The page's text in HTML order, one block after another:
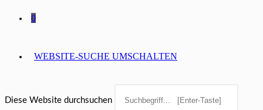
0
WEBSITE-SUCHE UMSCHALTEN
Diese Website durchsuchen